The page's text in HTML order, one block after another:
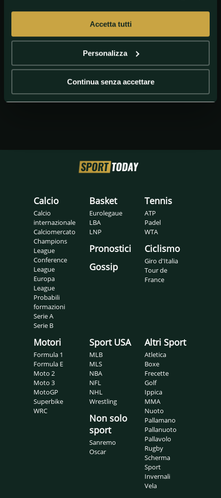
Accetta tutti
Personalizza
Continua senza accettare
Caputo Koulibaly - Napoli Sassuolo 25072020
Calcio
Calcio
internazionale
Calciomercato
Champions
League
Conference
League
Europa
League
Probabili
formazioni
Serie A
Serie B
Basket
Eurolegaue
LBA
LNP
Pronostici
Gossip
Tennis
ATP
Padel
WTA
Ciclismo
Giro d'Italia
Tour de
France
Motori
Formula 1
Formula E
Moto 2
Moto 3
MotoGP
Superbike
WRC
Sport USA
MLB
MLS
NBA
NFL
NHL
Wrestling
Non solo
sport
Sanremo
Oscar
Altri Sport
Atletica
Boxe
Frecette
Golf
Ippica
MMA
Nuoto
Pallamano
Pallanuoto
Pallavolo
Rugby
Scherma
Sport
Invernali
Vela